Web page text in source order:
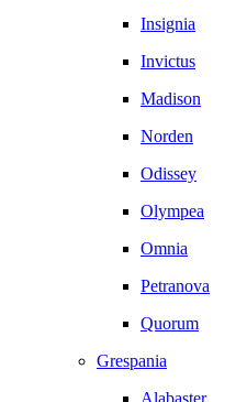
Insignia
Invictus
Madison
Norden
Odissey
Olympea
Omnia
Petranova
Quorum
Grespania
Alabaster